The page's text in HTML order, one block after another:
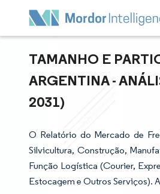
TAMANHO E
ARGENTINA -
2031)
O Relatório do Mercado de
Silvicultura, Construção,
Função Logística (Courier,
Estocagem e Outros Serviços).